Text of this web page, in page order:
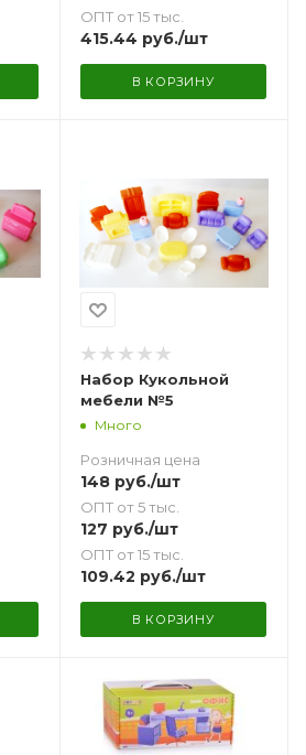
ОПТ от 15 тыс.
415.44 руб./шт
В КОРЗИНУ
Набор Кукольной
мебели №5
Много
Розничная цена
148руб./шт
ОПТ от 5 тыс.
127 руб./шт
ОПТ от 15 тыс.
109.42 руб./шт
В КОРЗИНУ